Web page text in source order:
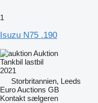
1
Isuzu N75 .190
Auktion
Tankbil lastbil
2021
Storbritannien, Leeds
Euro Auctions GB
Kontakt sælgeren